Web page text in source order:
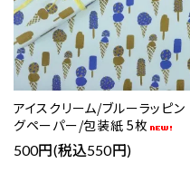
アイスクリーム/ブルーラッピン
グペーパー/包装紙 5枚
500円(税込550円)